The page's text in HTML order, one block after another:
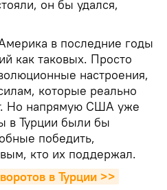
он бы удался,
в последние годы
как таковых. Просто
настроения,
которые реально
Но напрямую США уже
в Турции были бы
победить,
кто их поддержал.
в Турции >>